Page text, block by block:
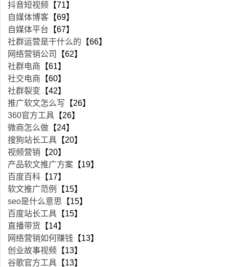
抖音短视频 【71】
自媒体博客 【69】
自媒体平台 【67】
社群运营是干什么的 【66】
网络营销公司
【62】
社群电商 【61】
社交电商 【60】
社群裂变 【42】
推广软文怎么写 【26】
360官方工具 【26】
微商怎么做 【24】
搜狗站长工具 【20】
视频营销 【20】
产品软文推广方案 【19】
百度百科 【17】
软文推广范例
【15】
seo是什么意思 【15】
百度站长工具 【15】
直播带货 【14】
网络营销如何赚钱 【13】
创业故事视频 【13】
谷歌官方工具 【13】